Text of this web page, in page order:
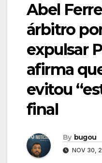
Abel
árbitro
expulsar
afirma
evitou
final
By bugou
NOV 30,